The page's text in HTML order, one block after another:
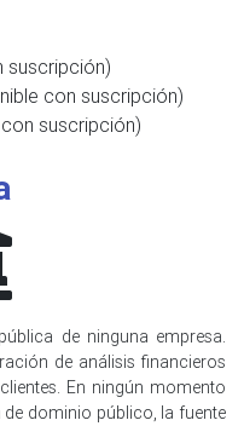
suscripción)
con suscripción)
suscripción)
de ninguna empresa.
de análisis financieros
En ningún momento
dominio público, la fuente